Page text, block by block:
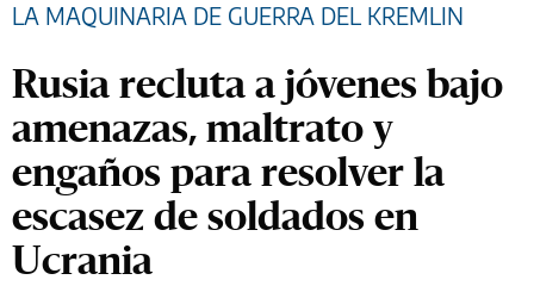
LA MAQUINARIA DE GUERRA DEL KREMLIN
Rusia recluta a jóvenes bajo
amenazas, maltrato y
engaños para resolver la
escasez de soldados en
Ucrania